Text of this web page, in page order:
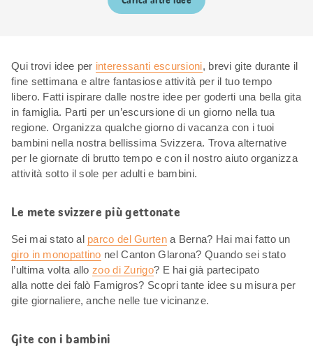
Qui trovi idee per interessanti escursioni, brevi gite durante il
fine settimana e altre fantasiose attività per il tuo tempo
libero. Fatti ispirare dalle nostre idee per goderti una bella gita
in famiglia. Parti per un’escursione di un giorno nella tua
regione. Organizza qualche giorno di vacanza con i tuoi
bambini nella nostra bellissima Svizzera. Trova alternative
per le giornate di brutto tempo e con il nostro aiuto organizza
attività sotto il sole per adulti e bambini.
Le mete svizzere più gettonate
Sei mai stato al parco del Gurtena Berna? Hai mai fatto un
giro in monopattino nel Canton Glarona? Quando sei stato
l’ultima volta allozoo di Zurigo? E hai già partecipato
alla notte dei falò Famigros? Scopri tante idee su misura per
gite giornaliere, anche nelle tue vicinanze.
Gite con i bambini